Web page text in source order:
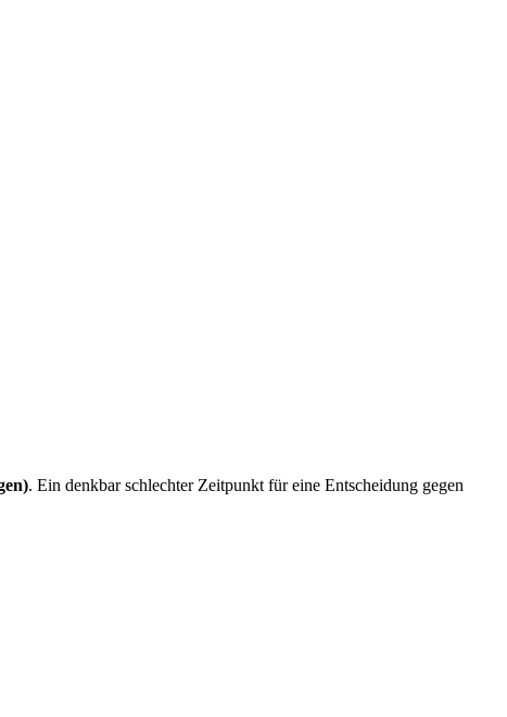
. Ein denkbar schlechter Zeitpunkt für eine Entscheidung gegen